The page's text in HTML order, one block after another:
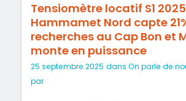
Tensiomètre locatif S1
Hammamet Nord capte
recherches au Cap Bon et
monte en puissance
25 septembre 2025 dans On parle de
par